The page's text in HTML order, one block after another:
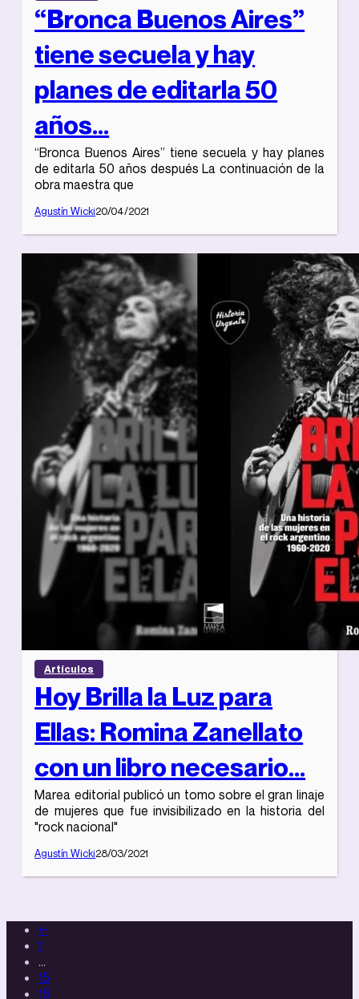
“Bronca Buenos Aires”
tiene secuela y hay
planes de editarla 50
años...
“Bronca Buenos Aires” tiene secuela y hay planes
de editarla 50 años después La continuación de la
obra maestra que
Agustín Wicki20/04/2021
Artículos
Hoy Brilla la Luz para
Ellas: Romina Zanellato
con un libro necesario...
Marea editorial publicó un tomo sobre el gran linaje
de mujeres que fue invisibilizado en la historia del
"rock nacional"
Agustín Wicki28/03/2021
←
1
…
15
16